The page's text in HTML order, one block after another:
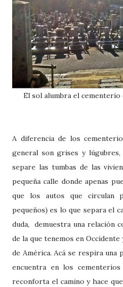
El sol alumbra el
A diferencia de los
general son grises y
separe las tumbas de las
pequeña calle donde apenas
que los autos que circulan
pequeños) es lo que separa el
duda, demuestra una relación
de la que tenemos en
de América. Acá se respira una
encuentra en los
reconforta el camino y hace